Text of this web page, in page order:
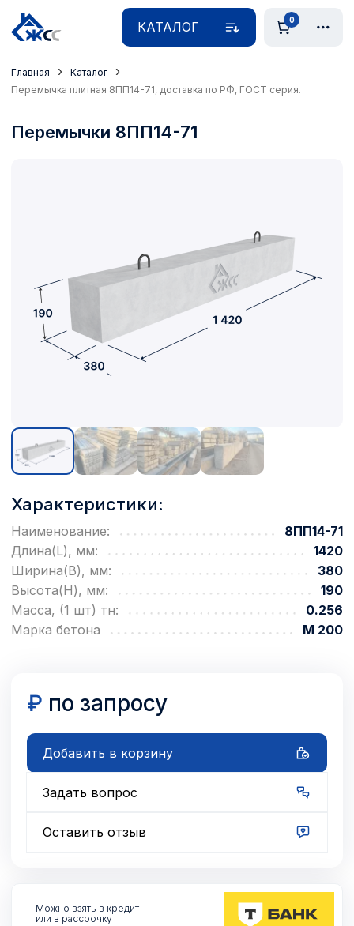
КАТАЛОГ 0
Главная › Каталог ›
Перемычка плитная 8ПП14-71, доставка по РФ, ГОСТ серия.
Перемычки 8ПП14-71
Характеристики:
Наименование:
8ПП14-71
Длина(L), мм:
1420
Ширина(B), мм:
380
Высота(H), мм:
190
Масса, (1 шт) тн:
0.256
Марка бетона
М 200
₽ по запросу
Добавить в корзину
Задать вопрос
Оставить отзыв
Можно взять в кредит
или в рассрочку